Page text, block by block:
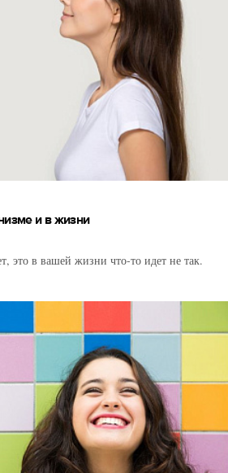
и в жизни
это в вашей жизни что-то идет не так.